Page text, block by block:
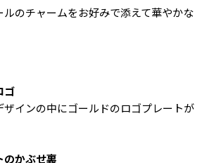
のチャームをお好みで添えて華やかな
ゴ
ザインの中にゴールドのロゴプレートが
のかぶせ裏